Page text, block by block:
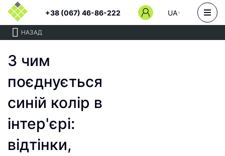
+38 (067) 46-86-222 UA
НАЗАД
З чим
поєднується
синій колір в
інтер'єрі:
відтінки,